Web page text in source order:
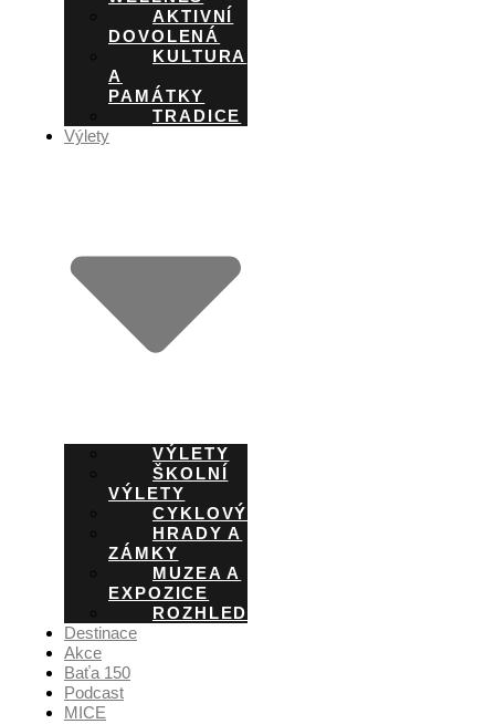
AKTIVNÍ
DOVOLENÁ
KULTURA
A
PAMÁTKY
TRADICE
Výlety
VÝLETY
ŠKOLNÍ
VÝLETY
CYKLOVÝLETY
HRADY A
ZÁMKY
MUZEA A
EXPOZICE
ROZHLEDNY
Destinace
Akce
Baťa 150
Podcast
MICE